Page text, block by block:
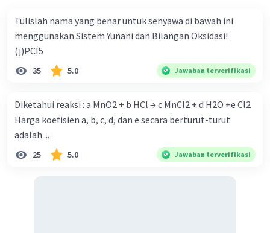
Tulislah nama yang benar untuk senyawa di bawah ini
menggunakan Sistem Yunani dan Bilangan Oksidasi!
(j)PCI5
35 5.0 Jawaban terverifikasi
Diketahui reaksi : a MnO2 + b HCl → c MnCl2 + d H2O +e Cl2
Harga koefisien a, b, c, d, dan e secara berturut-turut
adalah ...
25 5.0 Jawaban terverifikasi